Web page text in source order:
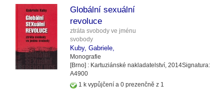
Globální sexuální
revoluce
ztráta svobody ve jménu
svobody
Kuby, Gabriele,
Monografie
[Brno] : Kartuziánské nakladatelství, 2014Signatura:
A4900
1 k vypůjčení a 0 prezenčně z 1